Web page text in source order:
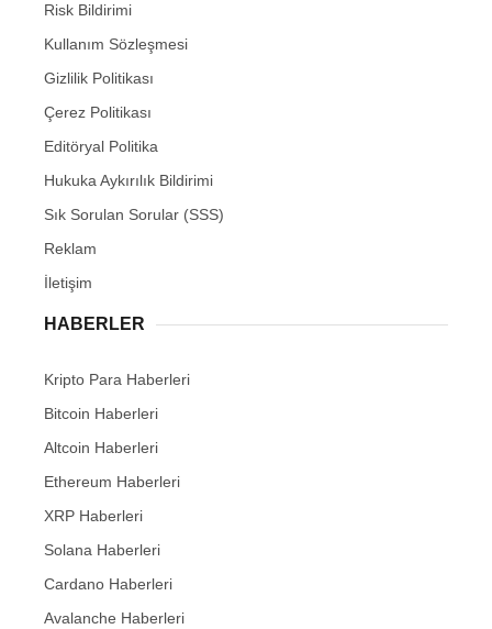
Risk Bildirimi
Kullanım Sözleşmesi
Gizlilik Politikası
Çerez Politikası
Editöryal Politika
Hukuka Aykırılık Bildirimi
Sık Sorulan Sorular (SSS)
Reklam
İletişim
HABERLER
Kripto Para Haberleri
Bitcoin Haberleri
Altcoin Haberleri
Ethereum Haberleri
XRP Haberleri
Solana Haberleri
Cardano Haberleri
Avalanche Haberleri